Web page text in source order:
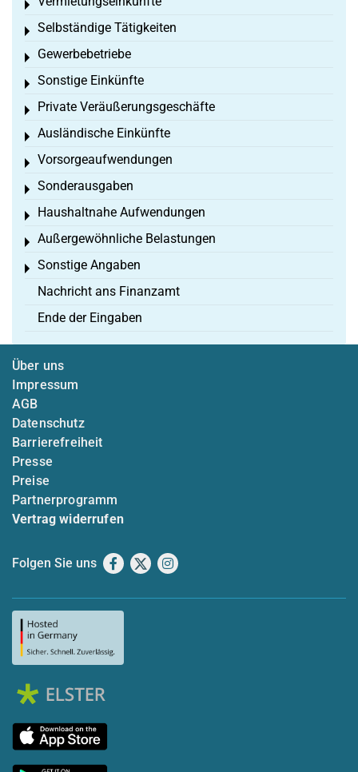
Toggle menu
Selbständige Tätigkeiten
Toggle menu
Gewerbebetriebe
Toggle menu
Sonstige Einkünfte
Toggle menu
Private Veräußerungsgeschäfte
Toggle menu
Ausländische Einkünfte
Toggle menu
Vorsorgeaufwendungen
Toggle menu
Sonderausgaben
Toggle menu
Haushaltnahe Aufwendungen
Toggle menu
Außergewöhnliche Belastungen
Toggle menu
Sonstige Angaben
Toggle menu
Nachricht ans Finanzamt
Ende der Eingaben
Über uns
Impressum
AGB
Datenschutz
Barrierefreiheit
Presse
Preise
Partnerprogramm
Vertrag widerrufen
Folgen Sie uns Facebook
X Instagram